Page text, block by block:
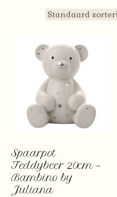
Spaarpot
Teddybeer 20cm –
Bambino by
Juliana